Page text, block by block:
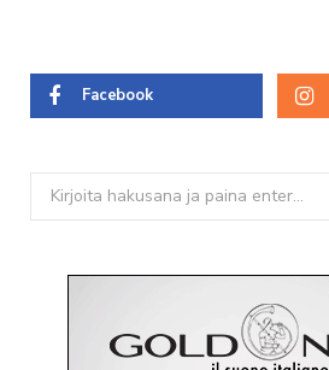
Facebook
Search
for: